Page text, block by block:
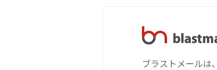
ブラストメールは